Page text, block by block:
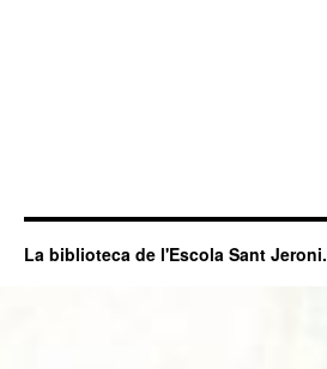
La biblioteca de l'Escola Sant Jeroni.